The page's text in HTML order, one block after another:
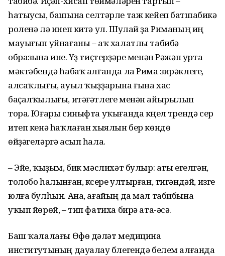
һатыусы, башына селтәрле таж кейеп батшабикә
роленә лә инеп китә ул. Шулай ҙа Риманың иң
мауығып уйнағаны – аҡ халатлы табибә
образына инеү. Үҙ тиҫтерҙәре менән Рәжәп урта
мәктәбендә һабаҡ алғанда ла Рима зирәклеге,
алсаҡлығы, ауыл ҡыҙҙарына ғына хас
баҫалҡылығы, итәғәтлеге менән айырылып
тора. Юғары синыфта уҡығанда күңел түрендә сер
итеп кенә һаҡлаған хыялын бер көндө
өйҙәгеләргә асып һала.
– Эйе, ҡыҙым, бик мәслихәт булыр: аты егелгән,
толобо һалынған, күсере ултырған, тигәндәй, изге
юлға булһын. Ана, ағайың да мал табибына
уҡып йөрөй, – тип фатиха бирә ата-әсә.
Баш ҡалалағы Өфө дәүләт медицина
институтының дауалау бүлегендә белем алғанда